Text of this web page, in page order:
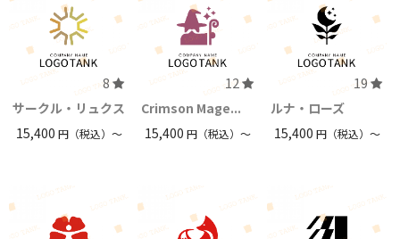
8
サークル・リュクス
15,400 円（税込）〜
12
Crimson Mage...
15,400円（税込）〜
19
ルナ・ローズ
15,400 円（税込）〜